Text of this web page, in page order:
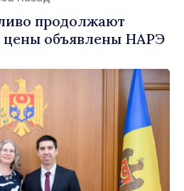
продолжают
цены объявлены НАРЭ